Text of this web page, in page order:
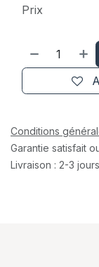
Prix
Conditions
Garantie satisfait
Livraison : 2-3